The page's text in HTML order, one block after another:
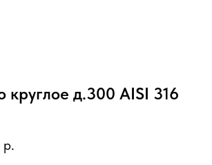
круглое д.300 AISI 316
р.